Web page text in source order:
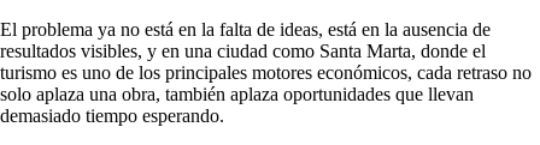
El problema ya no está en la falta de ideas, está en la ausencia de
resultados visibles, y en una ciudad como Santa Marta, donde el
turismo es uno de los principales motores económicos, cada retraso no
solo aplaza una obra, también aplaza oportunidades que llevan
demasiado tiempo esperando.